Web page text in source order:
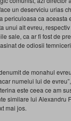
un deserviciu urias
periculoasa ca aceasta
unui alt evreu,
sale, ca ar fi fost de
de odiosii
de monahul
numelui lui de
este ceea ce am
similare lui Alexandru
mai jos.